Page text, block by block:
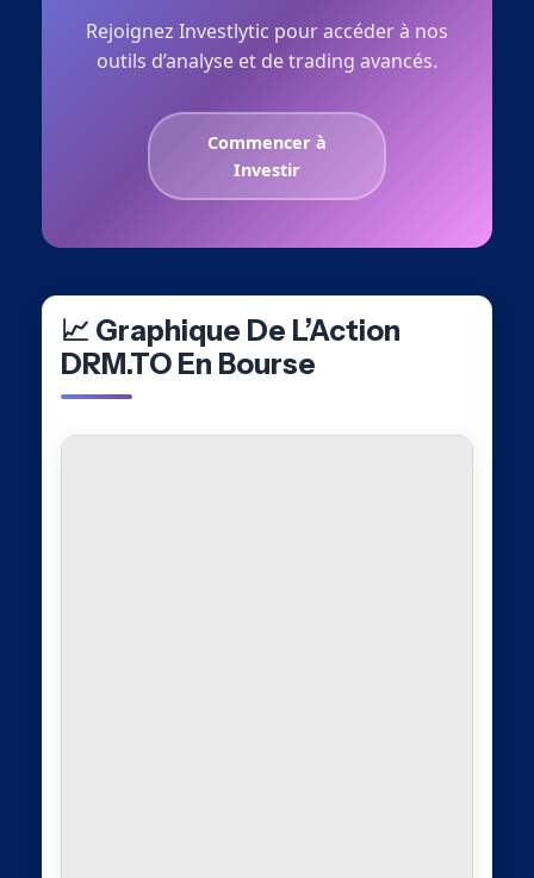
Rejoignez Investlytic pour accéder à nos
outils d’analyse et de trading avancés.
Commencer à
Investir
📈 Graphique De L’Action
DRM.TO En Bourse